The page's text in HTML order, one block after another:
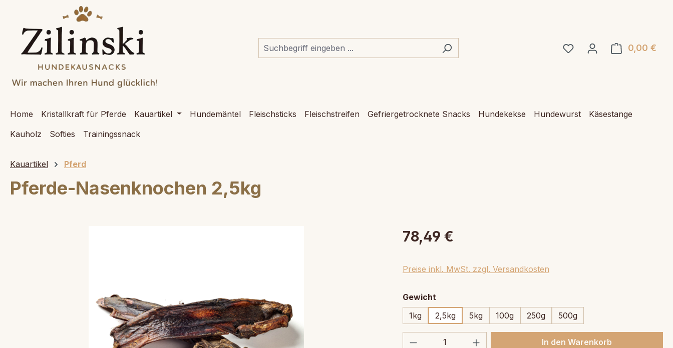
Zur Hauptnavigation springen
0,00 €
Home Kristallkraft für Pferde Kauartikel Hundemäntel Fleischsticks Fleischstreifen Gefriergetrocknete Snacks Hundekekse Hundewurst
Käsestange
Kauholz
Softies Trainingssnack
Kauartikel Pferd
Pferde-Nasenknochen 2,5kg
78,49 €
Preise inkl. MwSt. zzgl. Versandkosten
Gewicht
1kg
2,5kg 5kg 100g 250g 500g
Produkt Anzahl: Gib den gewünschten Wert
In den Warenkorb